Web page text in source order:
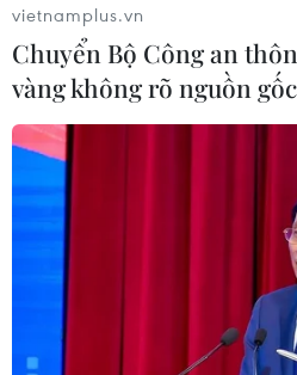
vietnamplus.vn
Chuyển Bộ Công an
vàng không rõ nguồn gốc